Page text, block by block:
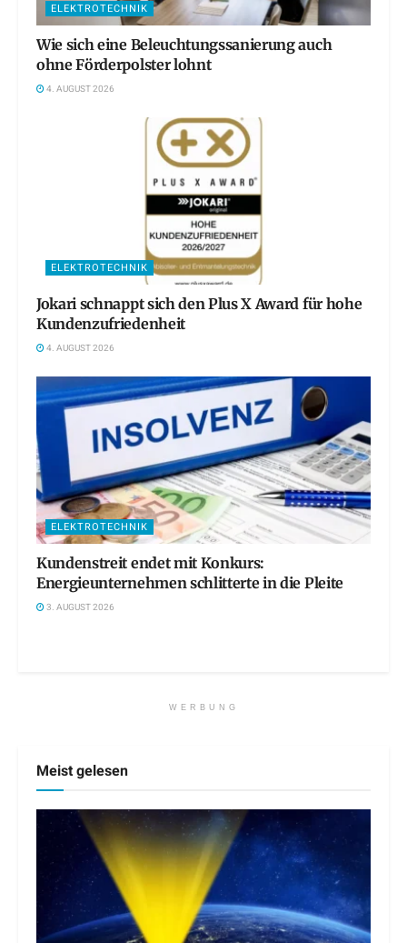
ELEKTROTECHNIK
Wie sich eine Beleuchtungssanierung auch
ohne Förderpolster lohnt
4. AUGUST 2026
ELEKTROTECHNIK
Jokari schnappt sich den Plus X Award für hohe
Kundenzufriedenheit
4. AUGUST 2026
ELEKTROTECHNIK
Kundenstreit endet mit Konkurs:
Energieunternehmen schlitterte in die Pleite
3. AUGUST 2026
WERBUNG
Meist gelesen